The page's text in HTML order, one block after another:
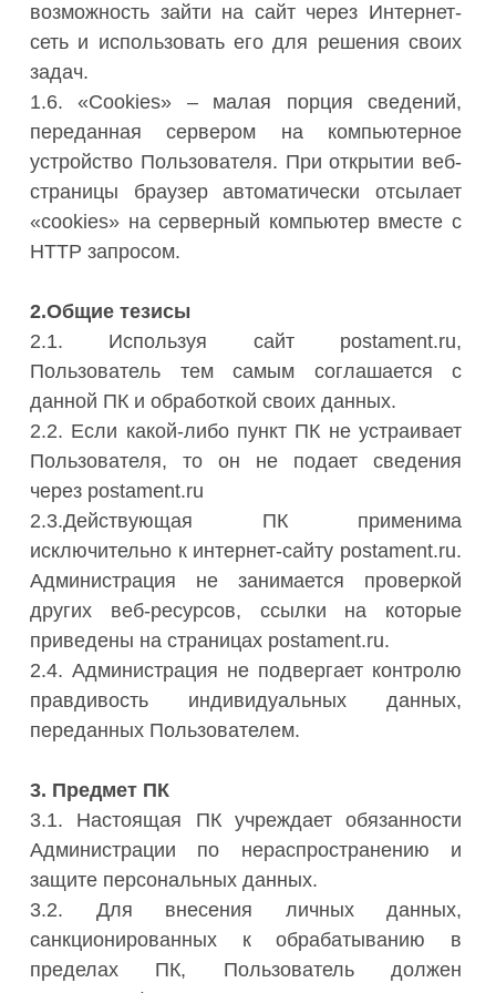
возможность зайти на сайт через Интернет-
сеть и использовать его для решения своих
задач.
1.6. «Cookies» – малая порция сведений,
переданная сервером на компьютерное
устройство Пользователя. При открытии веб-
страницы браузер автоматически отсылает
«cookies» на серверный компьютер вместе с
HTTP запросом.
2.Общие тезисы
2.1. Используя сайт postament.ru,
Пользователь тем самым соглашается с
данной ПК и обработкой своих данных.
2.2. Если какой-либо пункт ПК не устраивает
Пользователя, то он не подает сведения
через postament.ru
2.3.Действующая ПК применима
исключительно к интернет-сайту postament.ru.
Администрация не занимается проверкой
других веб-ресурсов, ссылки на которые
приведены на страницах postament.ru.
2.4. Администрация не подвергает контролю
правдивость индивидуальных данных,
переданных Пользователем.
3. Предмет ПК
3.1. Настоящая ПК учреждает обязанности
Администрации по нераспространению и
защите персональных данных.
3.2. Для внесения личных данных,
санкционированных к обрабатыванию в
пределах ПК, Пользователь должен